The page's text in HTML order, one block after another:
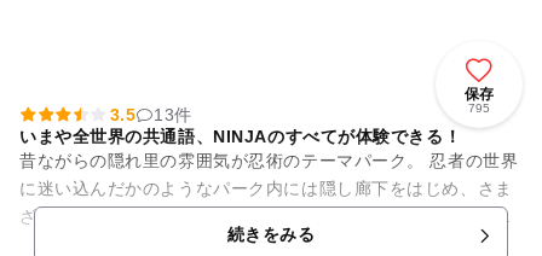
保存
795
3.5
13件
いまや全世界の共通語、NINJAのすべてが体験できる！
昔ながらの隠れ里の雰囲気が忍術のテーマパーク。 忍者の世界
に迷い込んだかのようなパーク内には隠し廊下をはじめ、さま
ざまな仕掛けを施した「からくり屋敷」や、本物の忍者道具が
たくさん並ぶ「忍者博物...続きをみる